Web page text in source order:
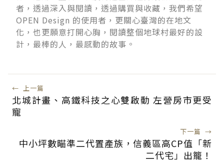
者，透過深入與閱讀，透過購買與收藏，我們希望
OPEN Design 的使用者，更關心臺灣的在地文
化，也更願意打開心胸，閱讀整個地球村最好的設
計，最棒的人，最感動的故事。
← 上一篇
北城計畫、高鐵科技之心雙啟動 左營房市更受
寵
下一篇 →
中小坪數瞄準二代置產族，信義區高CP值「新
二代宅」出籠！